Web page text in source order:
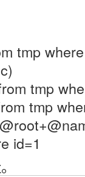
tmp
tmp
tmp
id=1